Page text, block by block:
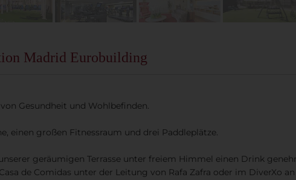
Madrid Eurobuilding
Gesundheit und Wohlbefinden.
einen großen Fitnessraum und drei Paddleplätze.
geräumigen Terrasse unter freiem Himmel einen Drink
de Comidas unter der Leitung von Rafa Zafra oder im DiverXo